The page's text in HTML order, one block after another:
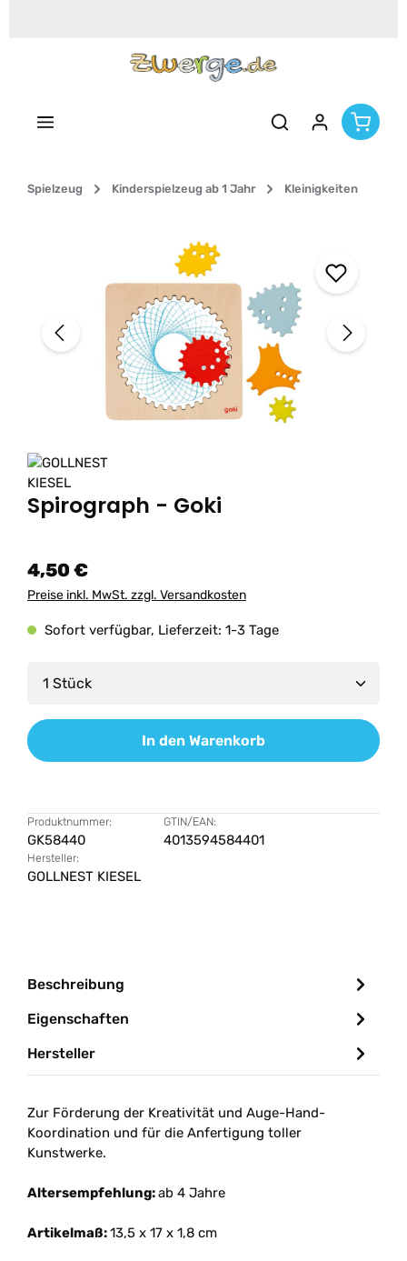
Spielzeug Kinderspielzeug ab 1 Jahr Kleinigkeiten
Bildergalerie überspringen
Spirograph - Goki
4,50 €
Preise inkl. MwSt. zzgl. Versandkosten
Sofort verfügbar, Lieferzeit: 1-3 Tage
Produkt Anzahl: Gib den gewünschten Wert
In den Warenkorb
Produktnummer:
GK58440
GTIN/EAN:
4013594584401
Hersteller:
GOLLNEST KIESEL
Beschreibung
Eigenschaften
Hersteller
Zur Förderung der Kreativität und Auge-Hand-
Koordination und für die Anfertigung toller
Kunstwerke.
Altersempfehlung:ab 4 Jahre
Artikelmaß:13,5 x 17 x 1,8 cm